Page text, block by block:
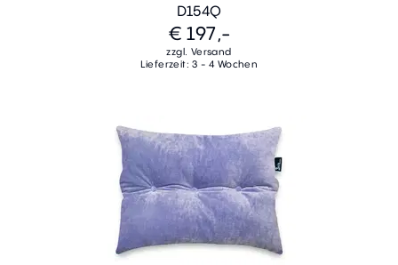
D154Q
€ 197,-
zzgl. Versand
Lieferzeit: 3 - 4 Wochen